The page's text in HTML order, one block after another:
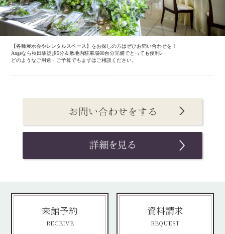
【各種展示会やレンタルスペース】をお探しの方はぜひお問い合わせを！
Angeなら秋田駅徒歩5分＆敷地内駐車場80台分完備でとっても便利♪
どのようなご用途・ご予算でもまずはご相談ください。
来館予約
RECEIVE
資料請求
REQUEST